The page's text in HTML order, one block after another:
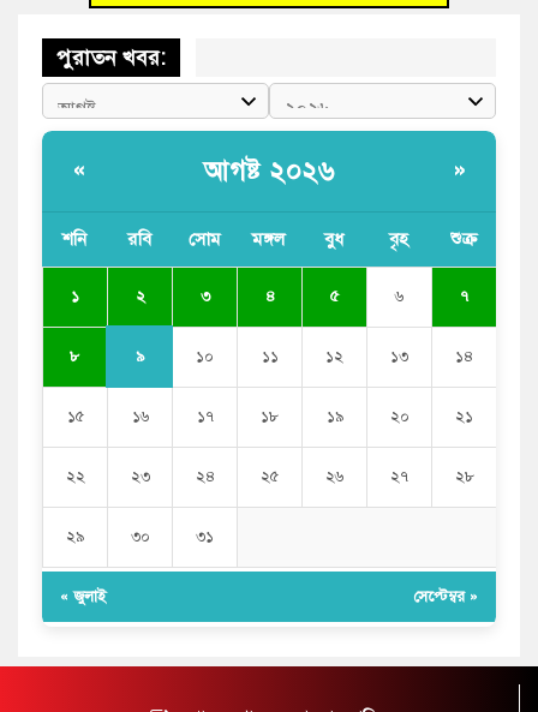
পুরাতন খবর:
« আগষ্ট ২০২৬ »
শনি রবি সোম মঙ্গল বুধ বৃহ শুক্র
১ ২ ৩ ৪ ৫ ৬ ৭
৮ ৯ ১০ ১১ ১২ ১৩ ১৪
১৫ ১৬ ১৭ ১৮ ১৯ ২০ ২১
২২ ২৩ ২৪ ২৫ ২৬ ২৭ ২৮
২৯ ৩০ ৩১
« জুলাই সেপ্টেম্বর »